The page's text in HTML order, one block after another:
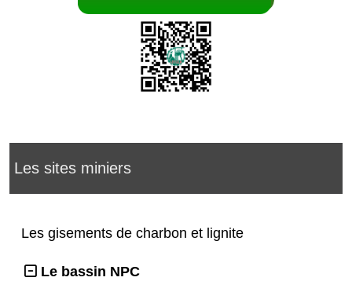
Les sites miniers
Les gisements de charbon et lignite
Le bassin NPC